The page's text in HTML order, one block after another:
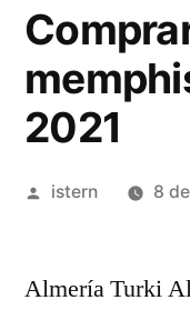
2021
Publicado
istern 8
Almería Turki